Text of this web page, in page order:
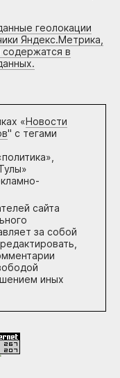
геолокации
Яндекс.Метрика,
содержатся в
«Новости
" с тегами
сайта
за собой
иных